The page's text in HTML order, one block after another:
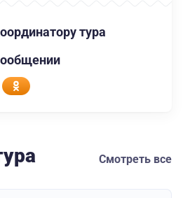
тура
Смотреть все